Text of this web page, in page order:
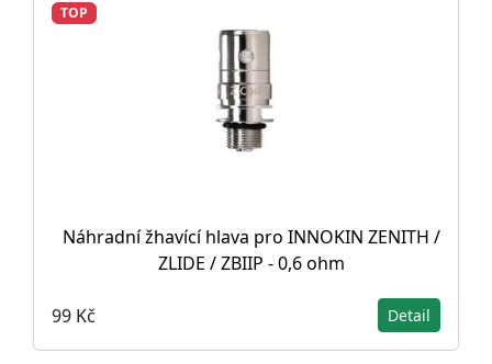
TOP
Náhradní žhavící hlava pro INNOKIN ZENITH /
ZLIDE / ZBIIP - 0,6 ohm
99 Kč Detail